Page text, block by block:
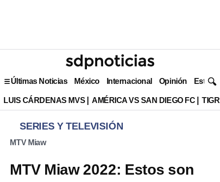
Últimas Noticias México Internacional Opinión Estilo
LUIS CÁRDENAS MVS AMÉRICA VS SAN DIEGO FC
SERIES Y TELEVISIÓN
MTV Miaw
MTV Miaw 2022: Estos son